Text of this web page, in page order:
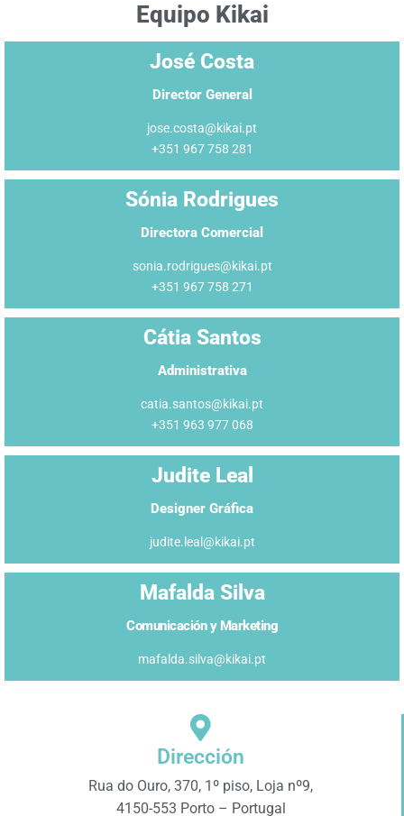
Equipo Kikai
José Costa
Director General
jose.costa@kikai.pt
+351 967 758 281
Sónia Rodrigues
Directora Comercial
sonia.rodrigues@kikai.pt
+351 967 758 271
Cátia Santos
Administrativa
catia.santos@kikai.pt
+351 963 977 068
Judite Leal
Designer Gráfica
judite.leal@kikai.pt
Mafalda Silva
Comunicación y Marketing
mafalda.silva@kikai.pt
Dirección
Rua do Ouro, 370, 1º piso, Loja nº9,
4150-553 Porto – Portugal